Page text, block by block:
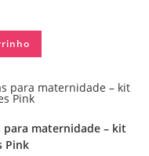
para maternidade – kit
Pink